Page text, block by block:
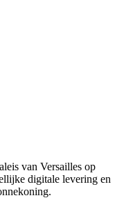
van Versailles op
digitale levering en